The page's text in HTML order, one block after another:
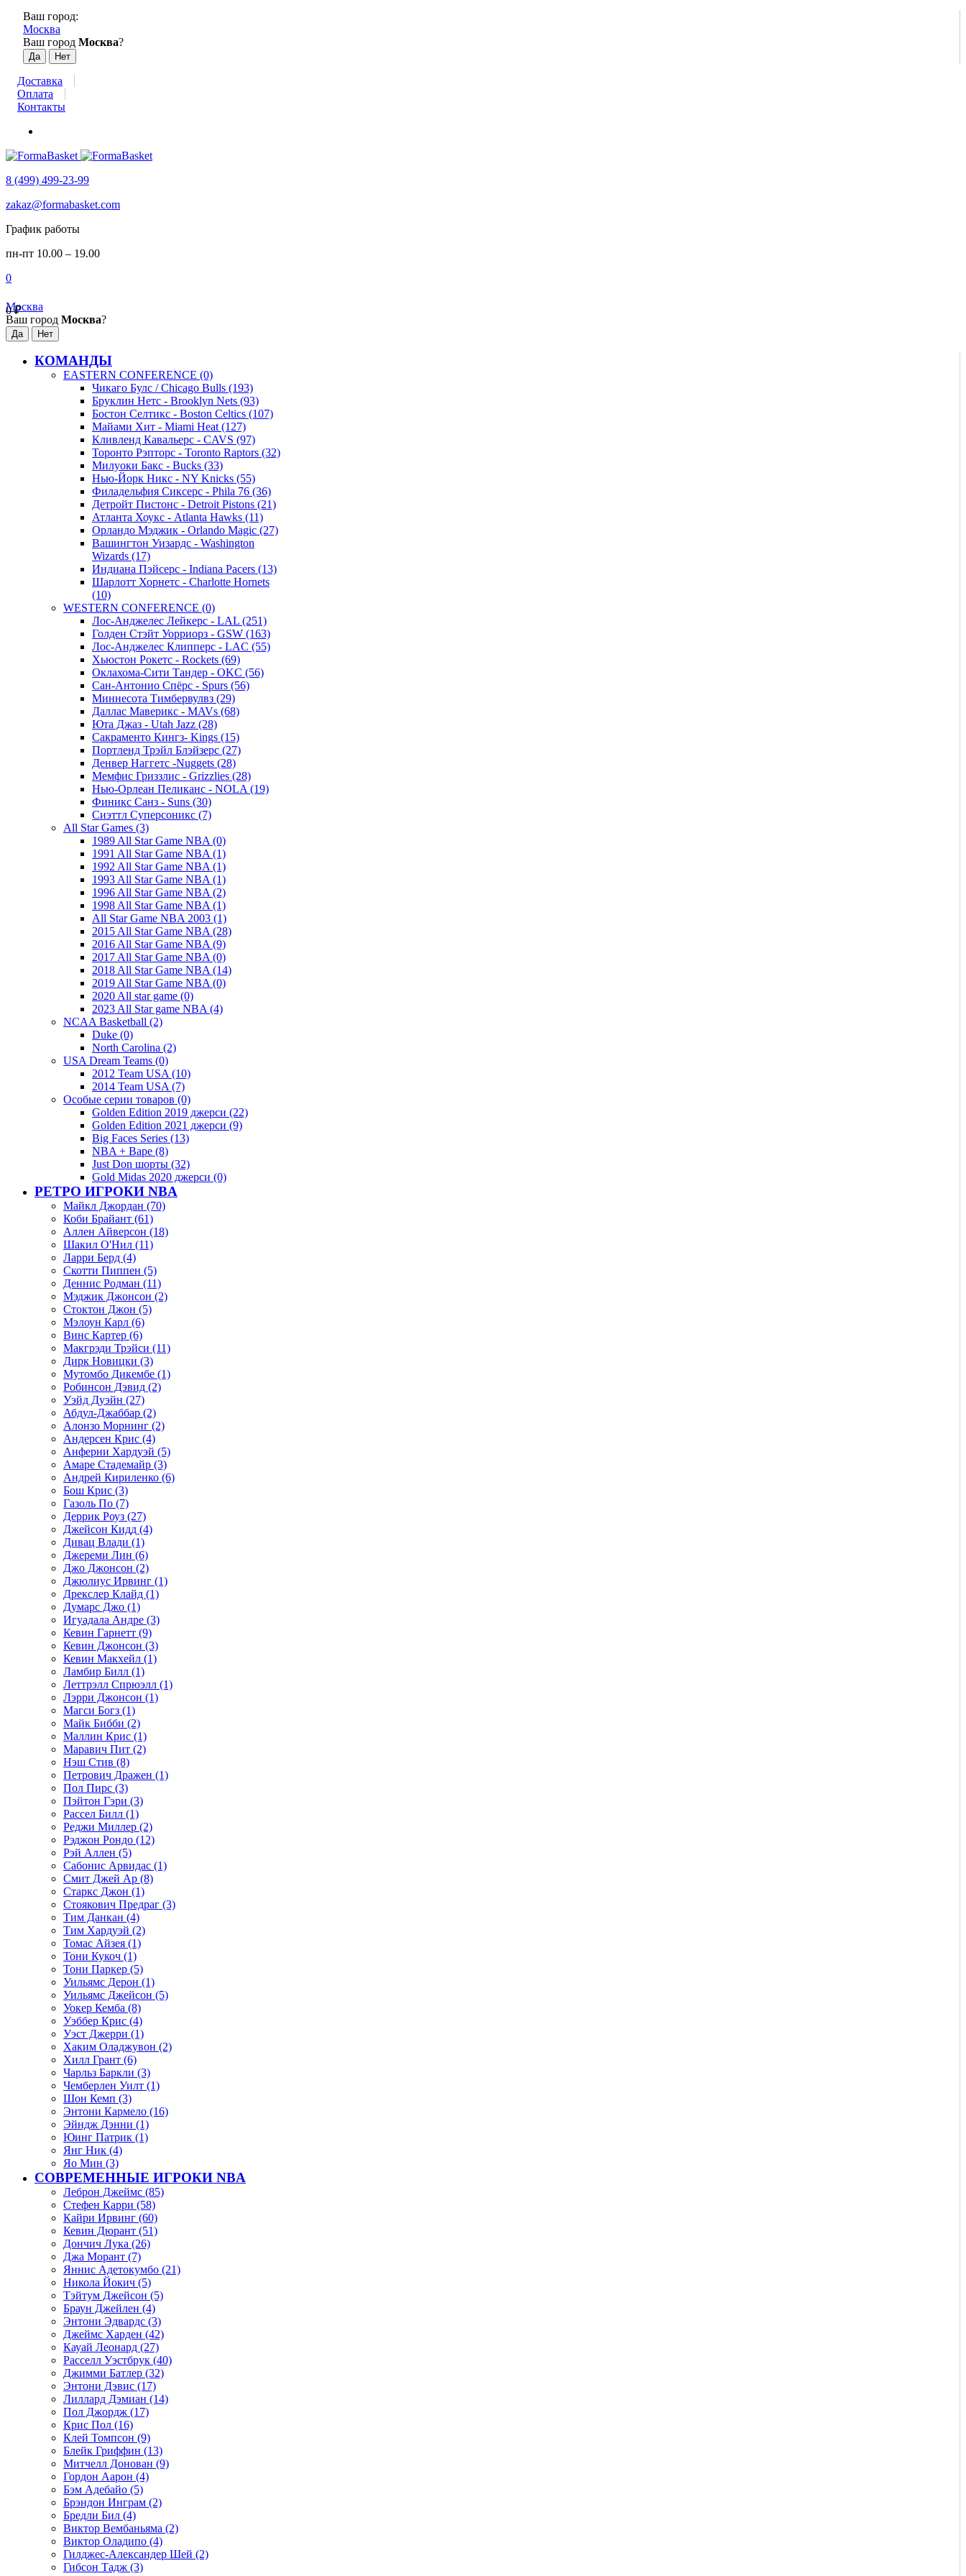
Ваш город:
Москва
Ваш город Москва?
Доставка
Оплата
Контакты
8 (499) 499-23-99
zakaz@formabasket.com
График работы
пн-пт 10.00 – 19.00
0
0₽
Москва
Ваш город Москва?
КОМАНДЫ
EASTERN CONFERENCE (0)
Чикаго Булс / Chicago Bulls (193)
Бруклин Нетс - Brooklyn Nets (93)
Бостон Селтикс - Boston Celtics (107)
Майами Хит - Miami Heat (127)
Кливленд Кавальерс - CAVS (97)
Торонто Рэпторс - Toronto Raptors (32)
Милуоки Бакс - Bucks (33)
Нью-Йорк Никс - NY Knicks (55)
Филадельфия Сиксерс - Phila 76 (36)
Детройт Пистонс - Detroit Pistons (21)
Атланта Хоукс - Atlanta Hawks (11)
Орландо Мэджик - Orlando Magic (27)
Вашингтон Уизардс - Washington
Wizards (17)
Индиана Пэйсерс - Indiana Pacers (13)
Шарлотт Хорнетс - Charlotte Hornets
(10)
WESTERN CONFERENCE (0)
Лос-Анджелес Лейкерс - LAL (251)
Голден Стэйт Уорриорз - GSW (163)
Лос-Анджелес Клипперс - LAC (55)
Хьюстон Рокетс - Rockets (69)
Оклахома-Сити Тандер - OKC (56)
Сан-Антонио Спёрс - Spurs (56)
Миннесота Тимбервулвз (29)
Даллас Маверикс - MAVs (68)
Юта Джаз - Utah Jazz (28)
Сакраменто Кингз- Kings (15)
Портленд Трэйл Блэйзерс (27)
Денвер Наггетс -Nuggets (28)
Мемфис Гриззлис - Grizzlies (28)
Нью-Орлеан Пеликанс - NOLA (19)
Финикс Санз - Suns (30)
Сиэттл Суперсоникс (7)
All Star Games (3)
1989 All Star Game NBA (0)
1991 All Star Game NBA (1)
1992 All Star Game NBA (1)
1993 All Star Game NBA (1)
1996 All Star Game NBA (2)
1998 All Star Game NBA (1)
All Star Game NBA 2003 (1)
2015 All Star Game NBA (28)
2016 All Star Game NBA (9)
2017 All Star Game NBA (0)
2018 All Star Game NBA (14)
2019 All Star Game NBA (0)
2020 All star game (0)
2023 All Star game NBA (4)
NCAA Basketball (2)
Duke (0)
North Carolina (2)
USA Dream Teams (0)
2012 Team USA (10)
2014 Team USA (7)
Особые серии товаров (0)
Golden Edition 2019 джерси (22)
Golden Edition 2021 джерси (9)
Big Faces Series (13)
NBA + Bape (8)
Just Don шорты (32)
Gold Midas 2020 джерси (0)
РЕТРО ИГРОКИ NBA
Майкл Джордан (70)
Коби Брайант (61)
Аллен Айверсон (18)
Шакил О'Нил (11)
Ларри Берд (4)
Скотти Пиппен (5)
Деннис Родман (11)
Мэджик Джонсон (2)
Стоктон Джон (5)
Мэлоун Карл (6)
Винс Картер (6)
Макгрэди Трэйси (11)
Дирк Новицки (3)
Мутомбо Дикембе (1)
Робинсон Дэвид (2)
Уэйд Дуэйн (27)
Абдул-Джаббар (2)
Алонзо Морнинг (2)
Андерсен Крис (4)
Анферни Xардуэй (5)
Амаре Стадемайр (3)
Андрей Кириленко (6)
Бош Крис (3)
Газоль По (7)
Деррик Роуз (27)
Джейсон Кидд (4)
Дивац Влади (1)
Джереми Лин (6)
Джо Джонсон (2)
Джюлиус Ирвинг (1)
Дрекслер Клайд (1)
Думарс Джо (1)
Игуадала Андре (3)
Кевин Гарнетт (9)
Кевин Джонсон (3)
Кевин Макхейл (1)
Ламбир Билл (1)
Леттрэлл Спрюэлл (1)
Лэрри Джонсон (1)
Магси Богз (1)
Майк Бибби (2)
Маллин Крис (1)
Маравич Пит (2)
Нэш Стив (8)
Петрович Дражен (1)
Пол Пирс (3)
Пэйтон Гэри (3)
Рассел Билл (1)
Реджи Миллер (2)
Рэджон Рондо (12)
Рэй Аллен (5)
Сабонис Арвидас (1)
Смит Джей Ар (8)
Старкс Джон (1)
Стоякович Предраг (3)
Тим Данкан (4)
Тим Хардуэй (2)
Томас Айзея (1)
Тони Кукоч (1)
Тони Паркер (5)
Уильямс Дерон (1)
Уильямс Джейсон (5)
Уокер Кемба (8)
Уэббер Крис (4)
Уэст Джерри (1)
Хаким Оладжувон (2)
Хилл Грант (6)
Чарльз Баркли (3)
Чемберлен Уилт (1)
Шон Кемп (3)
Энтони Кармело (16)
Эйндж Дэнни (1)
Юинг Патрик (1)
Янг Ник (4)
Яо Мин (3)
СОВРЕМЕННЫЕ ИГРОКИ NBA
Леброн Джеймс (85)
Стефен Карри (58)
Кайри Ирвинг (60)
Кевин Дюрант (51)
Дончич Лука (26)
Джа Морант (7)
Яннис Адетокумбо (21)
Никола Йокич (5)
Тэйтум Джейсон (5)
Браун Джейлен (4)
Энтони Эдвардс (3)
Джеймс Харден (42)
Кауай Леонард (27)
Расселл Уэстбрук (40)
Джимми Батлер (32)
Энтони Дэвис (17)
Лиллард Дэмиан (14)
Пол Джордж (17)
Крис Пол (16)
Клей Томпсон (9)
Блейк Гриффин (13)
Митчелл Донован (9)
Гордон Аарон (4)
Бэм Адебайо (5)
Брэндон Инграм (2)
Бредли Бил (4)
Виктор Вембаньяма (2)
Виктор Оладипо (4)
Гилджес-Александер Шей (2)
Гибсон Тадж (3)